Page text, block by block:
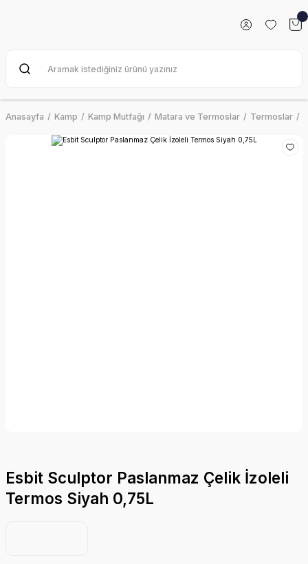
Anasayfa Kamp Kamp Mutfağı Matara ve Termoslar Termoslar
Esbit Sculptor Paslanmaz Çelik İzoleli
Termos Siyah 0,75L